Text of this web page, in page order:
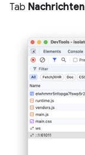
Tab Nachrichten